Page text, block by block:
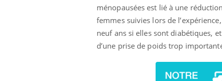
ménopausées est lié à une
femmes suivies lors de
neuf ans si elles sont diabétiques,
d’une prise de poids trop